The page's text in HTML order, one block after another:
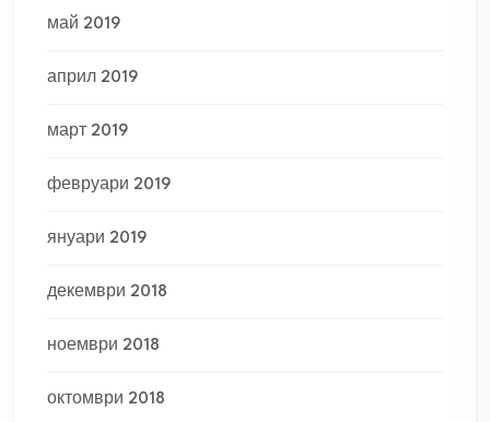
май 2019
април 2019
март 2019
февруари 2019
януари 2019
декември 2018
ноември 2018
октомври 2018